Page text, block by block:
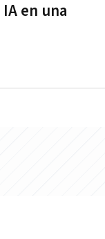
en una